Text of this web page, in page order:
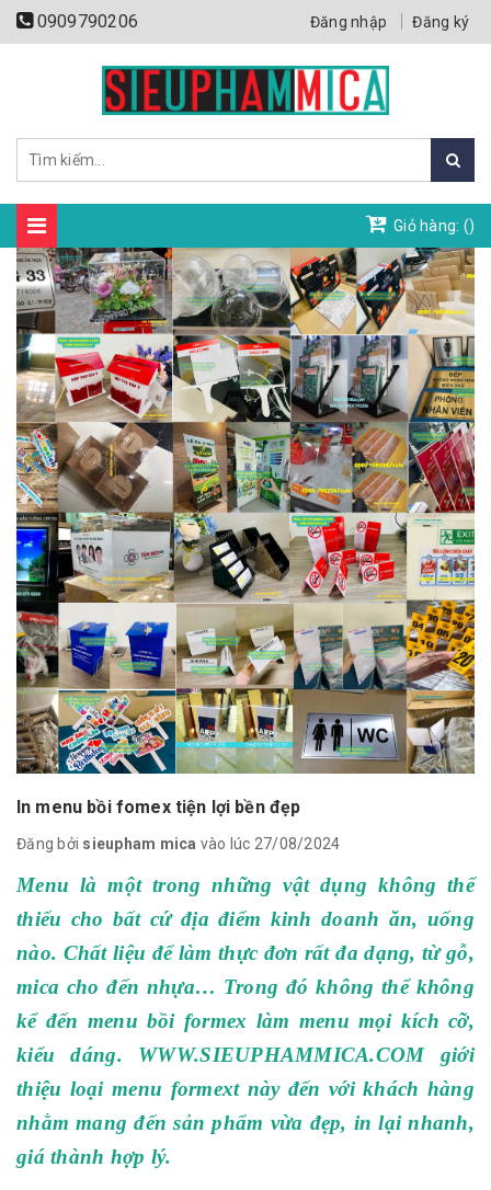
0909790206 Đăng nhập Đăng ký
Giỏ hàng: ()
In menu bồi fomex tiện lợi bền đẹp
Đăng bởi sieupham mica vào lúc 27/08/2024
Menu là một trong những vật dụng không thể
thiếu cho bất cứ địa điểm kinh doanh ăn, uống
nào. Chất liệu để làm thực đơn rất đa dạng, từ gỗ,
mica cho đến nhựa… Trong đó không thể không
kể đến menu bồi formex làm menu mọi kích cỡ,
kiểu dáng. WWW.SIEUPHAMMICA.COM giới
thiệu loại menu formext này đến với khách hàng
nhằm mang đến sản phẩm vừa đẹp, in lại nhanh,
giá thành hợp lý.